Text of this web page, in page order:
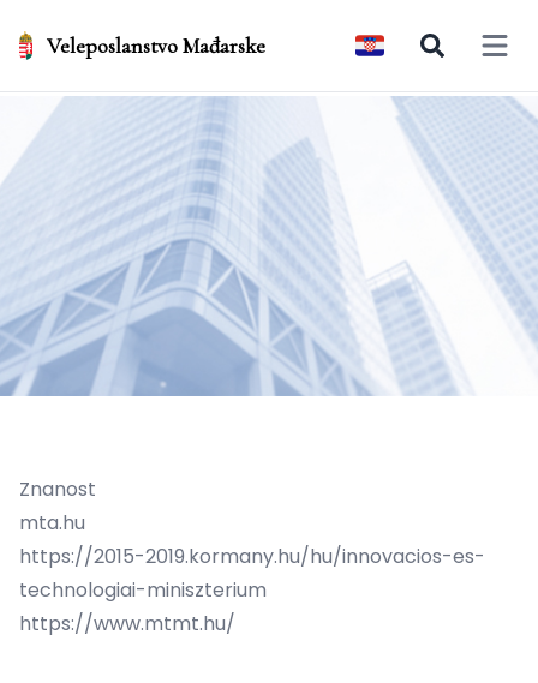
Veleposlanstvo Mađarske Open
Znanost
mta.hu
https://2015-2019.kormany.hu/hu/innovacios-es-
technologiai-miniszterium
https://www.mtmt.hu/